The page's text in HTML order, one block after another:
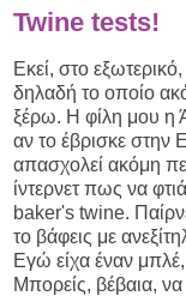
Twine tests!
Εκεί, στο
δηλαδή το οποίο
ξέρω. Η φίλη μου η
αν το έβρισκε στην
απασχολεί ακόμη
ίντερνετ πως να
baker's twine.
το βάφεις με
Εγώ είχα έναν
Μπορείς, βέβαια, να